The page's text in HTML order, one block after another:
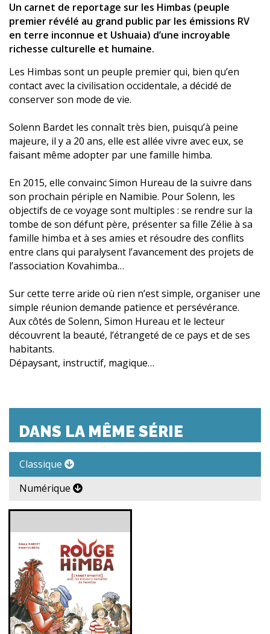
Un carnet de reportage sur les Himbas (peuple
premier révélé au grand public par les émissions RV
en terre inconnue et Ushuaia) d’une incroyable
richesse culturelle et humaine.
Les Himbas sont un peuple premier qui, bien qu’en
contact avec la civilisation occidentale, a décidé de
conserver son mode de vie.
Solenn Bardet les connaît très bien, puisqu’à peine
majeure, il y a 20 ans, elle est allée vivre avec eux, se
faisant même adopter par une famille himba.
En 2015, elle convainc Simon Hureau de la suivre dans
son prochain périple en Namibie. Pour Solenn, les
objectifs de ce voyage sont multiples : se rendre sur la
tombe de son défunt père, présenter sa fille Zélie à sa
famille himba et à ses amies et résoudre des conflits
entre clans qui paralysent l’avancement des projets de
l’association Kovahimba…
Sur cette terre aride où rien n’est simple, organiser une
simple réunion demande patience et persévérance.
Aux côtés de Solenn, Simon Hureau et le lecteur
découvrent la beauté, l’étrangeté de ce pays et de ses
habitants.
Dépaysant, instructif, magique…
DANS LA MÊME SÉRIE
Classique
Numérique